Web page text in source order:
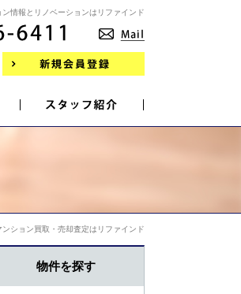
情報とリノベーションはリファインド
ション買取・売却査定はリファインド
物件を探す